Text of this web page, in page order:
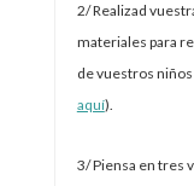
2/ Realizad
materiales para
de vuestros
aquí).
3/ Piensa en tres